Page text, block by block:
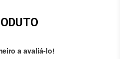
a avaliá-lo!